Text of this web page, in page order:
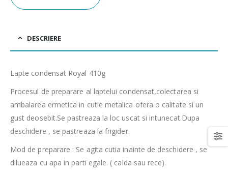
DESCRIERE
Lapte condensat Royal 410g
Procesul de preparare al laptelui condensat,colectarea si
ambalarea ermetica in cutie metalica ofera o calitate si un
gust deosebit.Se pastreaza la loc uscat si intunecat.Dupa
deschidere , se pastreaza la frigider.
Mod de preparare : Se agita cutia inainte de deschidere , se
dilueaza cu apa in parti egale. ( calda sau rece).